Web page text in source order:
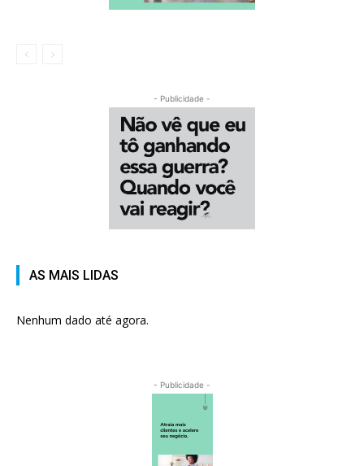
- Publicidade -
AS MAIS LIDAS
Nenhum dado até agora.
- Publicidade -